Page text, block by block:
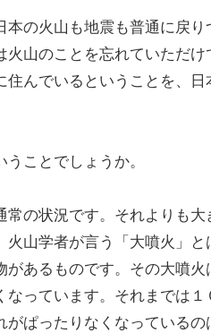
の火山も地震も普通に戻り
山のことを忘れていただ
んでいるということを、日
ことでしょうか。
の状況です。それよりも大
山学者が言う「大噴火」
あるものです。その大噴
っています。それまでは１
がぱったりなくなっている